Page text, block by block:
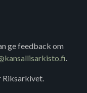
ge feedback om
.